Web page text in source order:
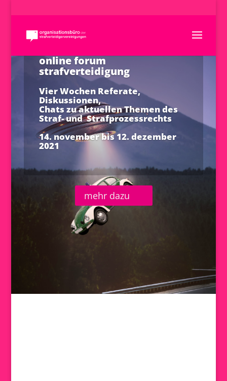
online forum
strafverteidigung
Vier Wochen Referate,
Diskussionen,
Chats zu aktuellen Themen des
Straf- und Strafprozessrechts
14. november bis 12. dezember
2021
mehr dazu